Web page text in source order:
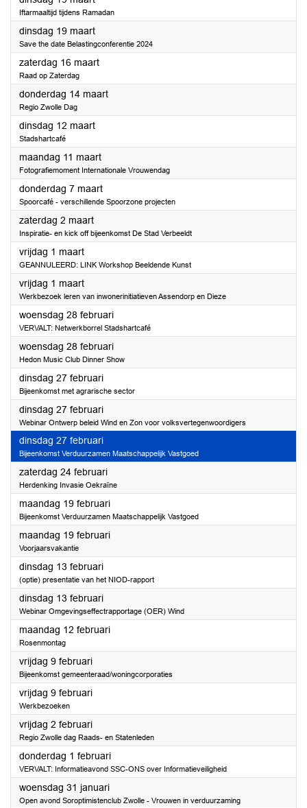
Iftarmaaltijd tijdens Ramadan
dinsdag 19 maart2024
Save the date Belastingconferentie 2024
zaterdag 16 maart2024
Raad op Zaterdag
donderdag 14 maart2024
Regio Zwolle Dag
dinsdag 12 maart2024
Stadshartcafé
maandag 11 maart2024
Fotografiemoment Internationale Vrouwendag
donderdag 7 maart2024
Spoorcafé - verschillende Spoorzone projecten
zaterdag 2 maart2024
Inspiratie- en kick off bijeenkomst De Stad Verbeeldt
vrijdag 1 maart2024
GEANNULEERD: LINK Workshop Beeldende Kunst
vrijdag 1 maart2024
Werkbezoek leren van inwonerinitiatieven Assendorp en Dieze
woensdag 28 februari2024
VERVALT: Netwerkborrel Stadshartcafé
woensdag 28 februari2024
Hedon Music Club Dinner Show
dinsdag 27 februari2024
Bijeenkomst met agrarische sector
dinsdag 27 februari2024
Webinar Ontwerp beleid Wind en Zon voor volksvertegenwoordigers
dinsdag 27 februari2024
Bijeenkomst Verduurzamen Maatschappelijk Vastgoed
zaterdag 24 februari2024
Herdenking Invasie Oekraïne
maandag 19 februari2024
Bijeenkomst Verduurzamen Maatschappelijk Vastgoed
maandag 19 februari2024
Voorjaarsvakantie
dinsdag 13 februari2024
(optie) presentatie van het NIOD-rapport
dinsdag 13 februari2024
Webinar Omgevingseffectrapportage (OER) Wind
maandag 12 februari2024
Rosenmontag
vrijdag 9 februari2024
Bijeenkomst gemeenteraad/woningcorporaties
vrijdag 9 februari2024
Werkbezoeken
vrijdag 2 februari2024
Regio Zwolle dag Raads- en Statenleden
donderdag 1 februari2024
VERVALT: Informatieavond SSC-ONS over Informatieveiligheid
woensdag 31 januari2024
Open avond Soroptimistenclub Zwolle - Vrouwen in verduurzaming